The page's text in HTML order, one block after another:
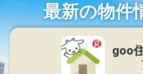
最新の物件
goo